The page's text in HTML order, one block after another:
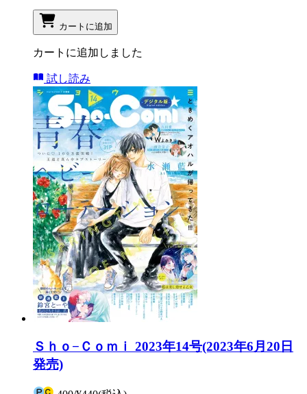
カートに追加
カートに追加しました
試し読み
Ｓｈｏ−Ｃｏｍｉ 2023年14号(2023年6月20日
発売)